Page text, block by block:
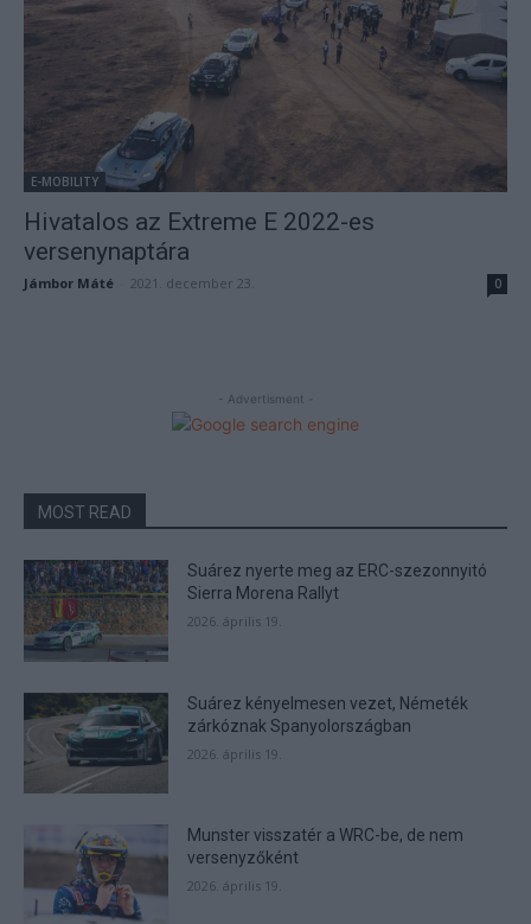
E-MOBILITY
Hivatalos az Extreme E 2022-es
versenynaptára
Jámbor Máté 2021. december 23. 0
- Advertisment -
MOST READ
Suárez nyerte meg az ERC-szezonnyitó
Sierra Morena Rallyt
2026. április 19.
Suárez kényelmesen vezet, Németék
zárkóznak Spanyolországban
2026. április 19.
Munster visszatér a WRC-be, de nem
versenyzőként
2026. április 19.